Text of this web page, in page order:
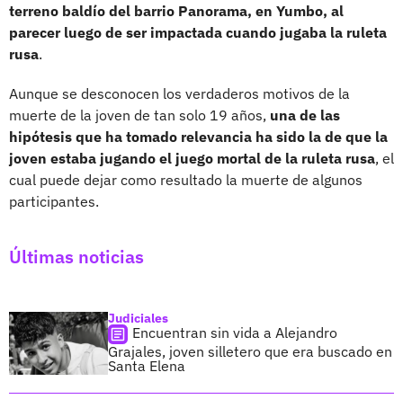
terreno baldío del barrio Panorama, en Yumbo, al
parecer luego de ser impactada cuando jugaba la ruleta
rusa.
Aunque se desconocen los verdaderos motivos de la
muerte de la joven de tan solo 19 años, una de las
hipótesis que ha tomado relevancia ha sido la de que la
joven estaba jugando el juego mortal de la ruleta rusa, el
cual puede dejar como resultado la muerte de algunos
participantes.
Últimas noticias
Judiciales
Encuentran sin vida a Alejandro
Grajales, joven silletero que era buscado en
Santa Elena